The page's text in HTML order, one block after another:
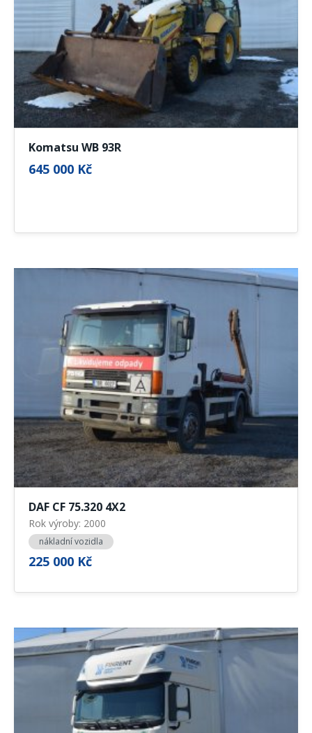
Komatsu WB 93R
645 000 Kč
DAF CF 75.320 4X2
Rok výroby: 2000
nákladní vozidla
225 000 Kč